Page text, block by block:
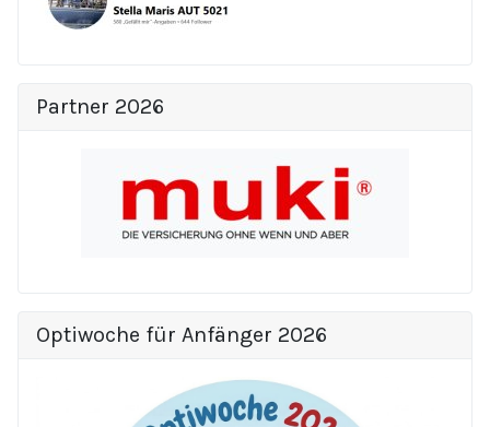
Partner 2026
Optiwoche für Anfänger 2026